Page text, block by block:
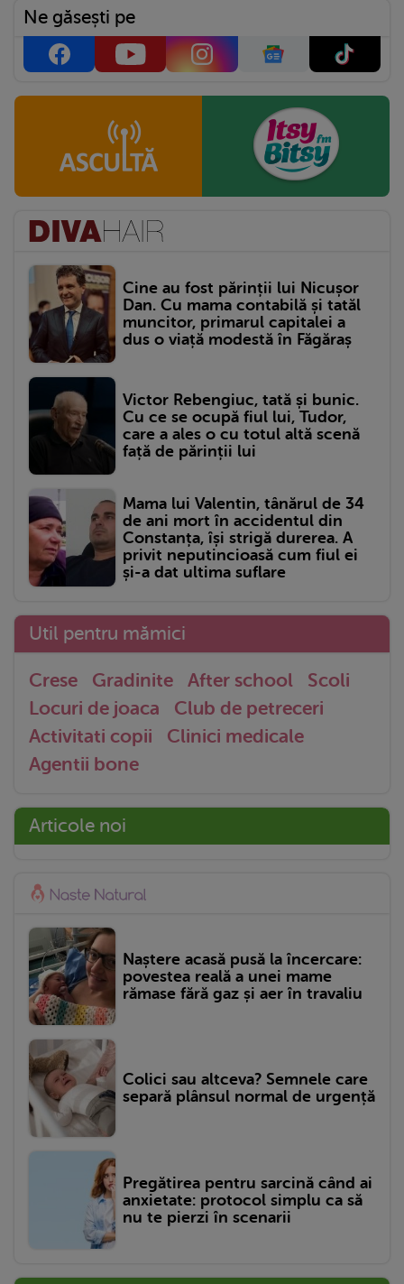
Ne găsești pe
Cine au fost părinții lui Nicușor
Dan. Cu mama contabilă și tatăl
muncitor, primarul capitalei a
dus o viață modestă în Făgăraș
Victor Rebengiuc, tată și bunic.
Cu ce se ocupă fiul lui, Tudor,
care a ales o cu totul altă scenă
față de părinții lui
Mama lui Valentin, tânărul de 34
de ani mort în accidentul din
Constanța, își strigă durerea. A
privit neputincioasă cum fiul ei
și-a dat ultima suflare
Util pentru mămici
Crese Gradinite After school
Scoli
Locuri de joaca
Club de petreceri
Activitati copii
Clinici medicale
Agentii bone
Articole noi
Naștere acasă pusă la încercare:
povestea reală a unei mame
rămase fără gaz și aer în travaliu
Colici sau altceva? Semnele care
separă plânsul normal de urgență
Pregătirea pentru sarcină când ai
anxietate: protocol simplu ca să
nu te pierzi în scenarii